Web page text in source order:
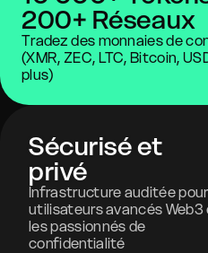
200+ Réseaux
Tradez des monnaies de
(XMR, ZEC, LTC, Bitcoin,
plus)
Sécurisé et
privé
Infrastructure auditée
utilisateurs avancés Web3
les passionnés de
confidentialité